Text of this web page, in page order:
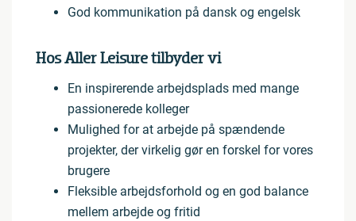
God kommunikation på dansk og engelsk
Hos Aller Leisure tilbyder vi
En inspirerende arbejdsplads med mange
passionerede kolleger
Mulighed for at arbejde på spændende
projekter, der virkelig gør en forskel for vores
brugere
Fleksible arbejdsforhold og en god balance
mellem arbejde og fritid